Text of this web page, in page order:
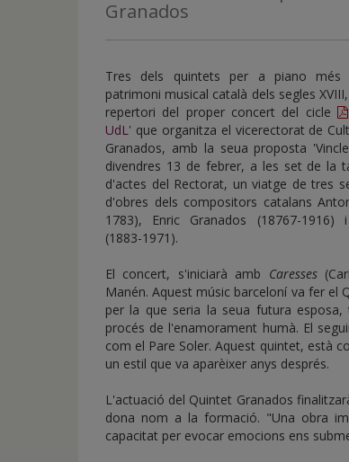
de
inicio
Granados
Tres dels quintets per a piano més
patrimoni musical català dels segles
repertori del proper concert del cicle
UdL' que organitza el vicerectorat de
Granados, amb la seua proposta
divendres 13 de febrer, a les set de la
d'actes del Rectorat, un viatge de tres
d'obres dels compositors catalans
1783), Enric Granados (18767-1916)
(1883-1971).
El concert, s'iniciarà amb Caresses
Manén. Aquest músic barceloní va fer el
per la que seria la seua futura
procés de l'enamorament humà. El
com el Pare Soler. Aquest quintet, està
un estil que va aparèixer anys després.
L'actuació del Quintet Granados
dona nom a la formació. "Una obra
capacitat per evocar emocions ens